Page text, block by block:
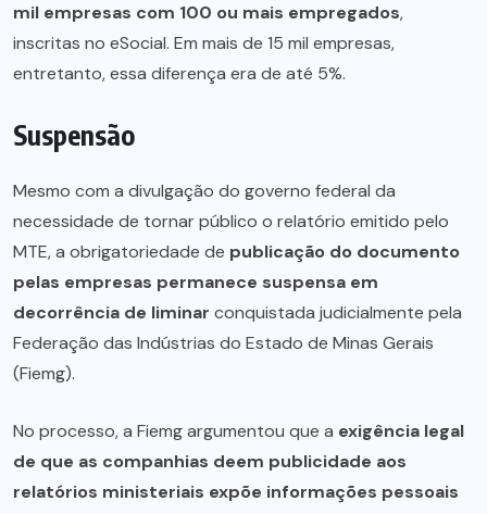
mil empresas com 100 ou mais empregados,
inscritas no eSocial. Em mais de 15 mil empresas,
entretanto, essa diferença era de até 5%.
Suspensão
Mesmo com a divulgação do governo federal da
necessidade de tornar público o relatório emitido pelo
MTE, a obrigatoriedade de publicação do documento
pelas empresas permanece suspensa em
decorrência de liminar conquistada judicialmente pela
Federação das Indústrias do Estado de Minas Gerais
(Fiemg).
No processo, a Fiemg argumentou que a exigência legal
de que as companhias deem publicidade aos
relatórios ministeriais expõe informações pessoais